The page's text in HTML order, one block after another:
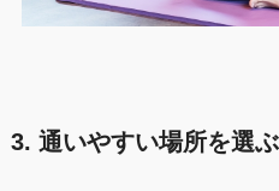
3. 通いやすい場所を選